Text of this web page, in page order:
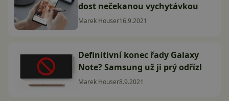
dost nečekanou vychytávkou
Marek Houser16.9.2021
Definitivní konec řady Galaxy
Note? Samsung už ji prý odřízl
Marek Houser8.9.2021